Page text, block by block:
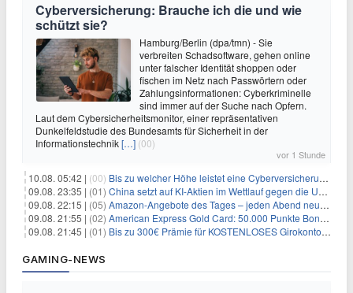
Cyberversicherung: Brauche ich die und wie
schützt sie?
Hamburg/Berlin (dpa/tmn) - Sie
verbreiten Schadsoftware, gehen online
unter falscher Identität shoppen oder
fischen im Netz nach Passwörtern oder
Zahlungsinformationen: Cyberkriminelle
sind immer auf der Suche nach Opfern.
Laut dem Cybersicherheitsmonitor, einer repräsentativen
Dunkelfeldstudie des Bundesamts für Sicherheit in der
Informationstechnik[…] (00)
vor 1 Stunde
10.08. 05:42 | (00) Bis zu welcher Höhe leistet eine Cyberversicherung?
09.08. 23:35 | (01) China setzt auf KI-Aktien im Wettlauf gegen die USA um Chip- und Technologiedominanz
09.08. 22:15 | (05) Amazon-Angebote des Tages – jeden Abend neue Deals zum Stöbern
09.08. 21:55 | (02) American Express Gold Card: 50.000 Punkte Bonus + Metall-Kreditkarte
09.08. 21:45 | (01) Bis zu 300€ Prämie für KOSTENLOSES Girokonto bei der Santander – 50€ schon nach 1 Woche!
GAMING-NEWS